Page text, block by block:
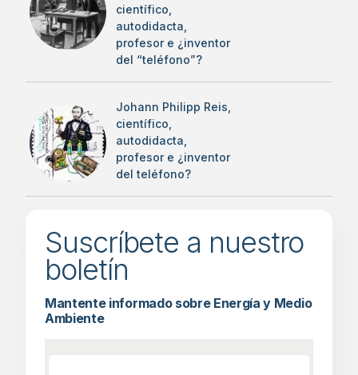
científico,
autodidacta,
profesor e ¿inventor
del “teléfono”?
Johann Philipp Reis,
científico,
autodidacta,
profesor e ¿inventor
del teléfono?
Suscríbete a nuestro
boletín
Mantente informado sobre Energía y Medio
Ambiente